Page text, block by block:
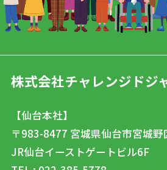
株式会社チャレンジドジ
【仙台本社】
〒983-8477 宮城県仙台市宮城
JR仙台イーストゲートビル6F